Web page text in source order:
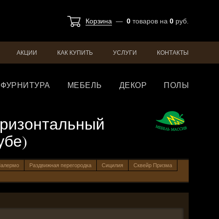
Корзина — 0 товаров на 0 руб.
АКЦИИ КАК КУПИТЬ УСЛУГИ КОНТАКТЫ
ФУРНИТУРА МЕБЕЛЬ ДЕКОР ПОЛЫ
Раздвижная перегородка Сицилия
Сквейр Призма